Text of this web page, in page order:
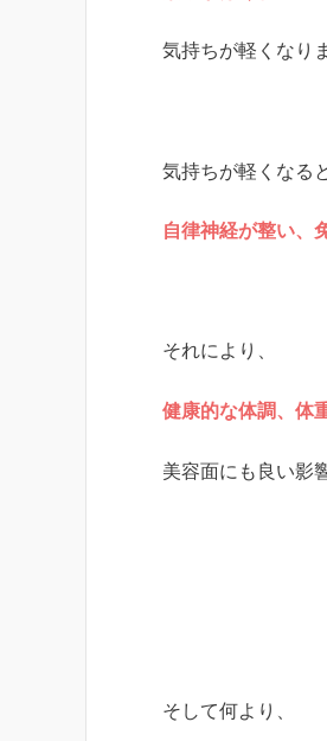
気持ちが軽くなり
気持ちが軽くなる
自律神経が整い、
それにより、
健康的な体調、体
美容面にも良い影
そして何より、